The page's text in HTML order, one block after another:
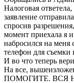
Налоговая
заявление
спросив
момент приехала я
набросился на меня
телефон для съемки
И во что теперь
На все,
ПОМОГИТЕ. ВСЯ